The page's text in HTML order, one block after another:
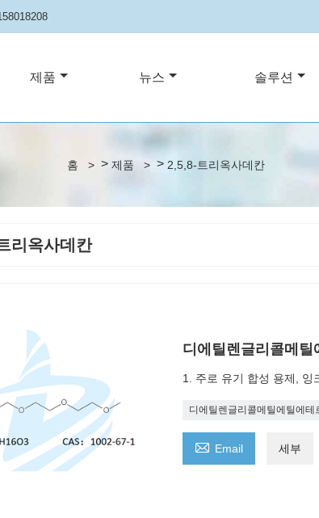
제품 뉴스 솔루션
홈 > > 제품 > > 2,5,8-트리옥사데칸
리옥사데칸
디에틸렌글리콜메틸
1. 주로 유기 합성 용제, 잉
디에틸렌글리콜메틸에틸에테
 Email 세부